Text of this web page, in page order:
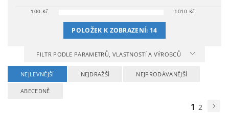
100 Kč 1010 Kč
POLOŽEK K ZOBRAZENÍ: 14
FILTR PODLE PARAMETRŮ, VLASTNOSTÍ A VÝROBCŮ
NEJLEVNĚJŠÍ NEJDRAŽŠÍ NEJPRODÁVANĚJŠÍ
ABECEDNĚ
1 2